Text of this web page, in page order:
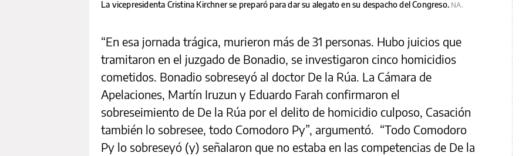
La vicepresidenta Cristina Kirchner se preparó para dar su alegato en su despacho del Congreso. NA.
“En esa jornada trágica, murieron más de 31 personas. Hubo juicios que
tramitaron en el juzgado de Bonadio, se investigaron cinco homicidios
cometidos. Bonadio sobreseyó al doctor De la Rúa. La Cámara de
Apelaciones, Martín Iruzun y Eduardo Farah confirmaron el
sobreseimiento de De la Rúa por el delito de homicidio culposo, Casación
también lo sobresee, todo Comodoro Py”, argumentó. “Todo Comodoro
Py lo sobreseyó (y) señalaron que no estaba en las competencias de De la